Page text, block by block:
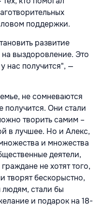
поддержки.
развитие
на выздоровление. Это
нас получится", —
не сомневаются
получится. Они стали
творить самим –
в лучшее. Но и Алекс,
и множества
деятели,
не хотят того,
творят бескорыстно,
стали бы
и подарок на 18-